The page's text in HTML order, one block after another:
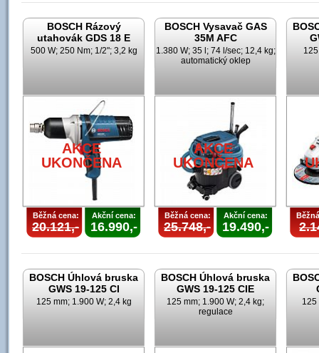
BOSCH Rázový
utahovák GDS 18 E
500 W; 250 Nm; 1/2"; 3,2 kg
AKCE
UKONČENA
Běžná cena:
20.121,-
Akční cena:
16.990,-
BOSCH Vysavač GAS
35M AFC
1.380 W; 35 l; 74 l/sec; 12,4 kg;
automatický oklep
AKCE
UKONČENA
Běžná cena:
25.748,-
Akční cena:
19.490,-
BOSCH Úhlová bruska
GWS 19-125 CI
125 mm; 1.900 W; 2,4 kg
BOSCH Úhlová bruska
GWS 19-125 CIE
125 mm; 1.900 W; 2,4 kg;
regulace
125